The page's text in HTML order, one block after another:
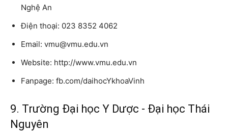
Nghệ An
Điện thoại: 023 8352 4062
Email: vmu@vmu.edu.vn
Website: http://www.vmu.edu.vn
Fanpage: fb.com/daihocYkhoaVinh
9. Trường Đại học Y Dược - Đại học Thái
Nguyên